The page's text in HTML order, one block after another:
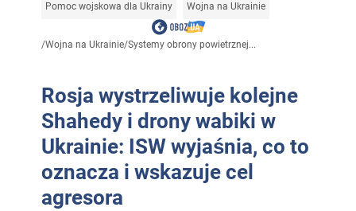
Pomoc wojskowa dla Ukrainy Wojna na Ukrainie
/Wojna na Ukrainie/Systemy obrony powietrznej...
Rosja wystrzeliwuje kolejne
Shahedy i drony wabiki w
Ukrainie: ISW wyjaśnia, co to
oznacza i wskazuje cel
agresora